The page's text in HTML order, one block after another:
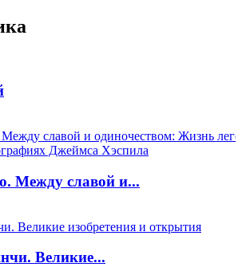
Между славой и...
Великие...